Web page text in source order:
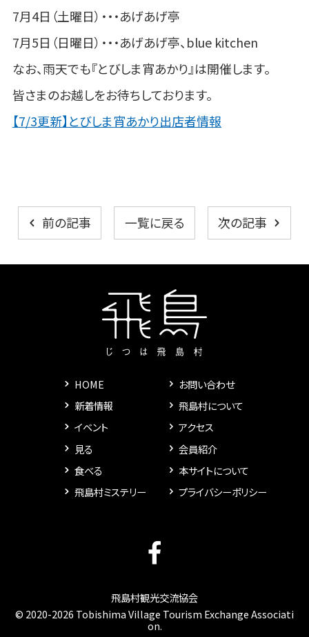
7月4日（土曜日）・・・あげあげ亭
7月5日（日曜日）・・・あげあげ亭、blue kitchen
なお、雨天でも『とびしま宵あかり』は開催します。
皆さまのお越しをお待ちしております。
【7/3更新】とびしま宵あかり出店者情報
前の記事 一覧に戻る 次の記事
HOME
新着情報
イベント
見る
食べる
飛島村ミステリー
お問い合わせ
飛島村について
アクセス
会員紹介
本サイトについて
プライバシーポリシー
飛島村観光交流協会
© 2020-2026 Tobishima Village Tourism Exchange Associati
on.